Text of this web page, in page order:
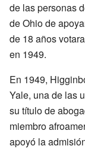
de las personas
de Ohio de
de 18 años
en 1949.
En 1949,
Yale, una de las
su título de
miembro
apoyó la